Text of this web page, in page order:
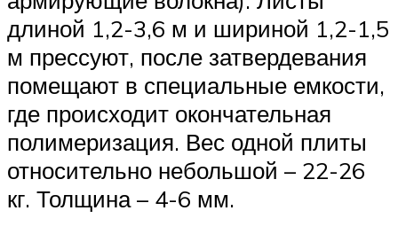
длиной 1,2-3,6 м и шириной 1,2-1,5
м прессуют, после затвердевания
помещают в специальные емкости,
где происходит окончательная
полимеризация. Вес одной плиты
относительно небольшой – 22-26
кг. Толщина – 4-6 мм.